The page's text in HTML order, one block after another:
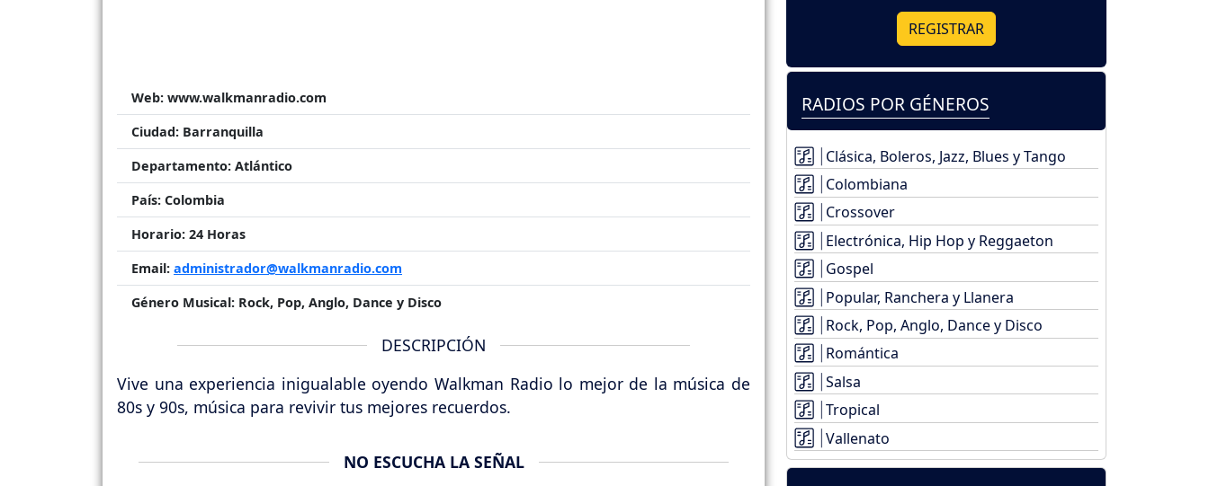
Web: www.walkmanradio.com
Ciudad: Barranquilla
Departamento: Atlántico
País: Colombia
Horario: 24 Horas
Email: administrador@walkmanradio.com
Género Musical: Rock, Pop, Anglo, Dance y Disco
DESCRIPCIÓN
Vive una experiencia inigualable oyendo Walkman Radio lo mejor de la música de
80s y 90s, música para revivir tus mejores recuerdos.
NO ESCUCHA LA SEÑAL
REGISTRAR
RADIOS POR GÉNEROS
Clásica, Boleros, Jazz, Blues y Tango
Colombiana
Crossover
Electrónica, Hip Hop y Reggaeton
Gospel
Popular, Ranchera y Llanera
Rock, Pop, Anglo, Dance y Disco
Romántica
Salsa
Tropical
Vallenato